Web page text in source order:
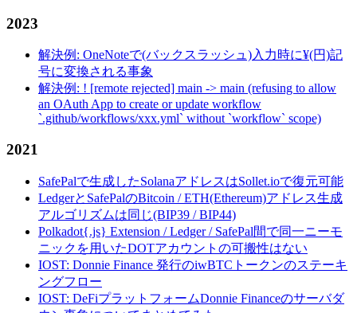
2023
解決例: OneNoteで(バックスラッシュ)入力時に¥(円)記
号に変換される事象
解決例: ! [remote rejected] main -> main (refusing to allow
an OAuth App to create or update workflow
`.github/workflows/xxx.yml` without `workflow` scope)
2021
SafePalで生成したSolanaアドレスはSollet.ioで復元可能
LedgerとSafePalのBitcoin / ETH(Ethereum)アドレス生成
アルゴリズムは同じ(BIP39 / BIP44)
Polkadot{.js} Extension / Ledger / SafePal間で同一ニーモ
ニックを用いたDOTアカウントの可搬性はない
IOST: Donnie Finance 発行のiwBTCトークンのステーキ
ングフロー
IOST: DeFiプラットフォームDonnie Financeのサーバダ